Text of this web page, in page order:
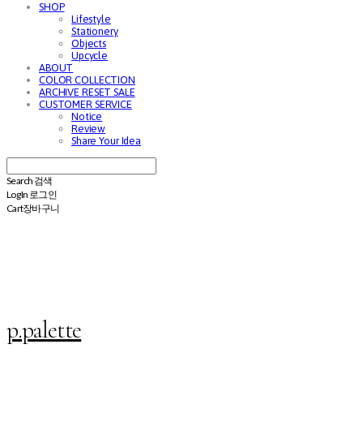
SHOP
Lifestyle
Stationery
Objects
Upcycle
ABOUT
COLOR COLLECTION
ARCHIVE RESET SALE
CUSTOMER SERVICE
Notice
Review
Share Your Idea
Search 검색
Log In 로그인
Cart장바구니
p.palette